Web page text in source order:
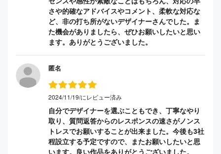
さや的確なアドバイスやコメント、柔軟な対応な
ど、非の打ち所がないデザイナーさんでした。ま
た機会がありましたら、ぜひお願いしたいと思い
ます。ありがとうございました。
匿名
2024/11/19/にレビュー済み
自分でデザイナーを選ぶこともでき、丁寧なやり
取り、質問返答からのレスポンスの速さがノンス
トレスでお願いすることが出来ました。今後も3社
程設立する予定ですので、またお願いしたいと思
います。良い作品をありがとうございました。